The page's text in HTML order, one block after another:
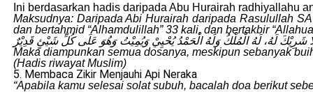
Ini berdasarkan hadis daripada Abu Hurairah radhiyallahu
Maksudnya: Daripada Abi Hurairah daripada Rasulullah
dan bertahmid “Alhamdulillah” 33 kali, dan bertakbir
لَا شَرِيْكَ لَهُ، لَهُ الْمُلْكُ وَلَهُ الْحَمْدُ يُحْيِيْ وَيُمِيْتُ وَهُوَ عَلَى كُلِّ شَيْئٍ قَدِيْرٌ
Maka diampunkan semua dosanya, meskipun sebanyak
(Hadis riwayat Muslim)
5. Membaca Zikir Menjauhi Api Neraka
“Apabila kamu selesai solat subuh, bacalah doa berikut